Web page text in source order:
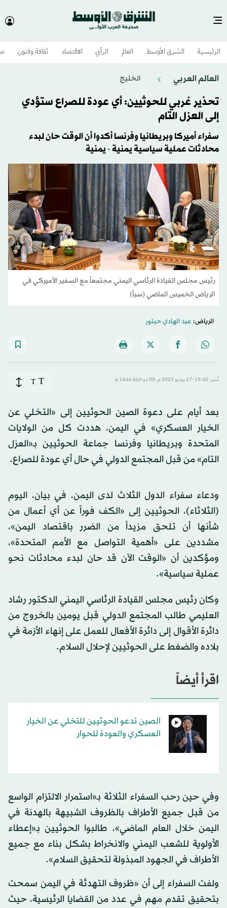
الرئيسية الشرق الأوسط​ العالم الرأي الاقتصاد ثقافة وفنون
العالم العربي الخليج
تحذير غربي للحوثيين: أي عودة للصراع ستؤدي
إلى العزل التام
سفراء أميركا وبريطانيا وفرنسا أكدوا أن الوقت حان لبدء
محادثات عملية سياسية يمنية - يمنية
رئيس مجلس القيادة الرئاسي اليمني مجتمعاً مع السفير الأميركي في
الرياض الخميس الماضي (سبأ)
الرياض: عبد الهادي حبتور
نُشر: 19:45-27 يونيو 2023 م ـ 09 ذو الحِجّة 1444 هـ T
T
بعد أيام على دعوة الصين الحوثيين إلى «التخلي عن
الخيار العسكري» في اليمن، هددت كل من الولايات
المتحدة وبريطانيا وفرنسا جماعة الحوثيين بـ«العزل
التام» من قبل المجتمع الدولي في حال أي عودة للصراع.
ودعاء سفراء الدول الثلاث لدى اليمن، في بيان، اليوم
(الثلاثاء)، الحوثيين إلى «الكف فوراً عن أي أعمال من
شأنها أن تلحق مزيداً من الضرر باقتصاد اليمن»،
مشددين على «أهمية التواصل مع الأمم المتحدة»،
ومؤكدين أن «الوقت الآن قد حان لبدء محادثات نحو
عملية سياسية».
وكان رئيس مجلس القيادة الرئاسي اليمني الدكتور رشاد
العليمي طالب المجتمع الدولي قبل يومين بالخروج من
دائرة الأقوال إلى دائرة الأفعال للعمل على إنهاء الأزمة في
بلاده والضغط على الحوثيين لإحلال السلام.
اقرأ أيضاً
الصين تدعو الحوثيين للتخلي عن الخيار
العسكري والعودة للحوار
وفي حين رحب السفراء الثلاثة بـ«استمرار الالتزام الواسع
من قبل جميع الأطراف بالظروف الشبيهة بالهدنة في
اليمن خلال العام الماضي»، طالبوا الحوثيين بـ«إعطاء
الأولوية للشعب اليمني والانخراط بشكل بناء مع جميع
الأطراف في الجهود المبذولة لتحقيق السلام».
ولفت السفراء إلى أن «ظروف التهدئة في اليمن سمحت
بتحقيق تقدم مهم في عدد من القضايا الرئيسية، حيث